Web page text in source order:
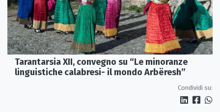
Tarantarsia XII, convegno su “Le minoranze
linguistiche calabresi- il mondo Arbëresh”
Condividi su: